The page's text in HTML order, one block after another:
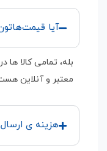
آیا
بله، تمامی کالا
معتبر و آنلاین
هزینه ی